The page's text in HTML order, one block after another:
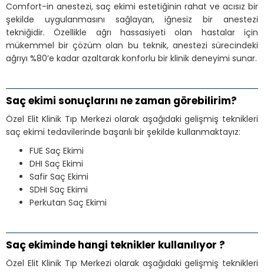
Comfort-in anestezi, saç ekimi estetiğinin rahat ve acısız bir
şekilde uygulanmasını sağlayan, iğnesiz bir anestezi
tekniğidir. Özellikle ağrı hassasiyeti olan hastalar için
mükemmel bir çözüm olan bu teknik, anestezi sürecindeki
ağrıyı %80’e kadar azaltarak konforlu bir klinik deneyimi sunar.
Saç ekimi sonuçlarını ne zaman görebilirim?
Özel Elit Klinik Tıp Merkezi olarak aşağıdaki gelişmiş teknikleri
saç ekimi tedavilerinde başarılı bir şekilde kullanmaktayız:
FUE Saç Ekimi
DHI Saç Ekimi
Safir Saç Ekimi
SDHI Saç Ekimi
Perkutan Saç Ekimi
Saç ekiminde hangi teknikler kullanılıyor ?
Özel Elit Klinik Tıp Merkezi olarak aşağıdaki gelişmiş teknikleri